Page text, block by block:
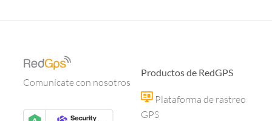
Comunícate con nosotros
Productos de RedGPS
Plataforma de rastreo
GPS